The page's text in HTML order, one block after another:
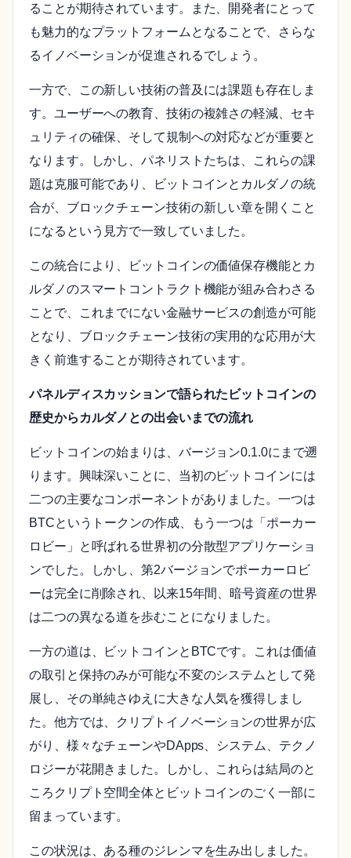
ることが期待されています。また、開発者にとって
も魅力的なプラットフォームとなることで、さらな
るイノベーションが促進されるでしょう。
一方で、この新しい技術の普及には課題も存在しま
す。ユーザーへの教育、技術の複雑さの軽減、セキ
ュリティの確保、そして規制への対応などが重要と
なります。しかし、パネリストたちは、これらの課
題は克服可能であり、ビットコインとカルダノの統
合が、ブロックチェーン技術の新しい章を開くこと
になるという見方で一致していました。
この統合により、ビットコインの価値保存機能とカ
ルダノのスマートコントラクト機能が組み合わさる
ことで、これまでにない金融サービスの創造が可能
となり、ブロックチェーン技術の実用的な応用が大
きく前進することが期待されています。
パネルディスカッションで語られたビットコインの
歴史からカルダノとの出会いまでの流れ
ビットコインの始まりは、バージョン0.1.0にまで遡
ります。興味深いことに、当初のビットコインには
二つの主要なコンポーネントがありました。一つは
BTCというトークンの作成、もう一つは「ポーカー
ロビー」と呼ばれる世界初の分散型アプリケーショ
ンでした。しかし、第2バージョンでポーカーロビ
ーは完全に削除され、以来15年間、暗号資産の世界
は二つの異なる道を歩むことになりました。
一方の道は、ビットコインとBTCです。これは価値
の取引と保持のみが可能な不変のシステムとして発
展し、その単純さゆえに大きな人気を獲得しまし
た。他方では、クリプトイノベーションの世界が広
がり、様々なチェーンやDApps、システム、テクノ
ロジーが花開きました。しかし、これらは結局のと
ころクリプト空間全体とビットコインのごく一部に
留まっています。
この状況は、ある種のジレンマを生み出しました。